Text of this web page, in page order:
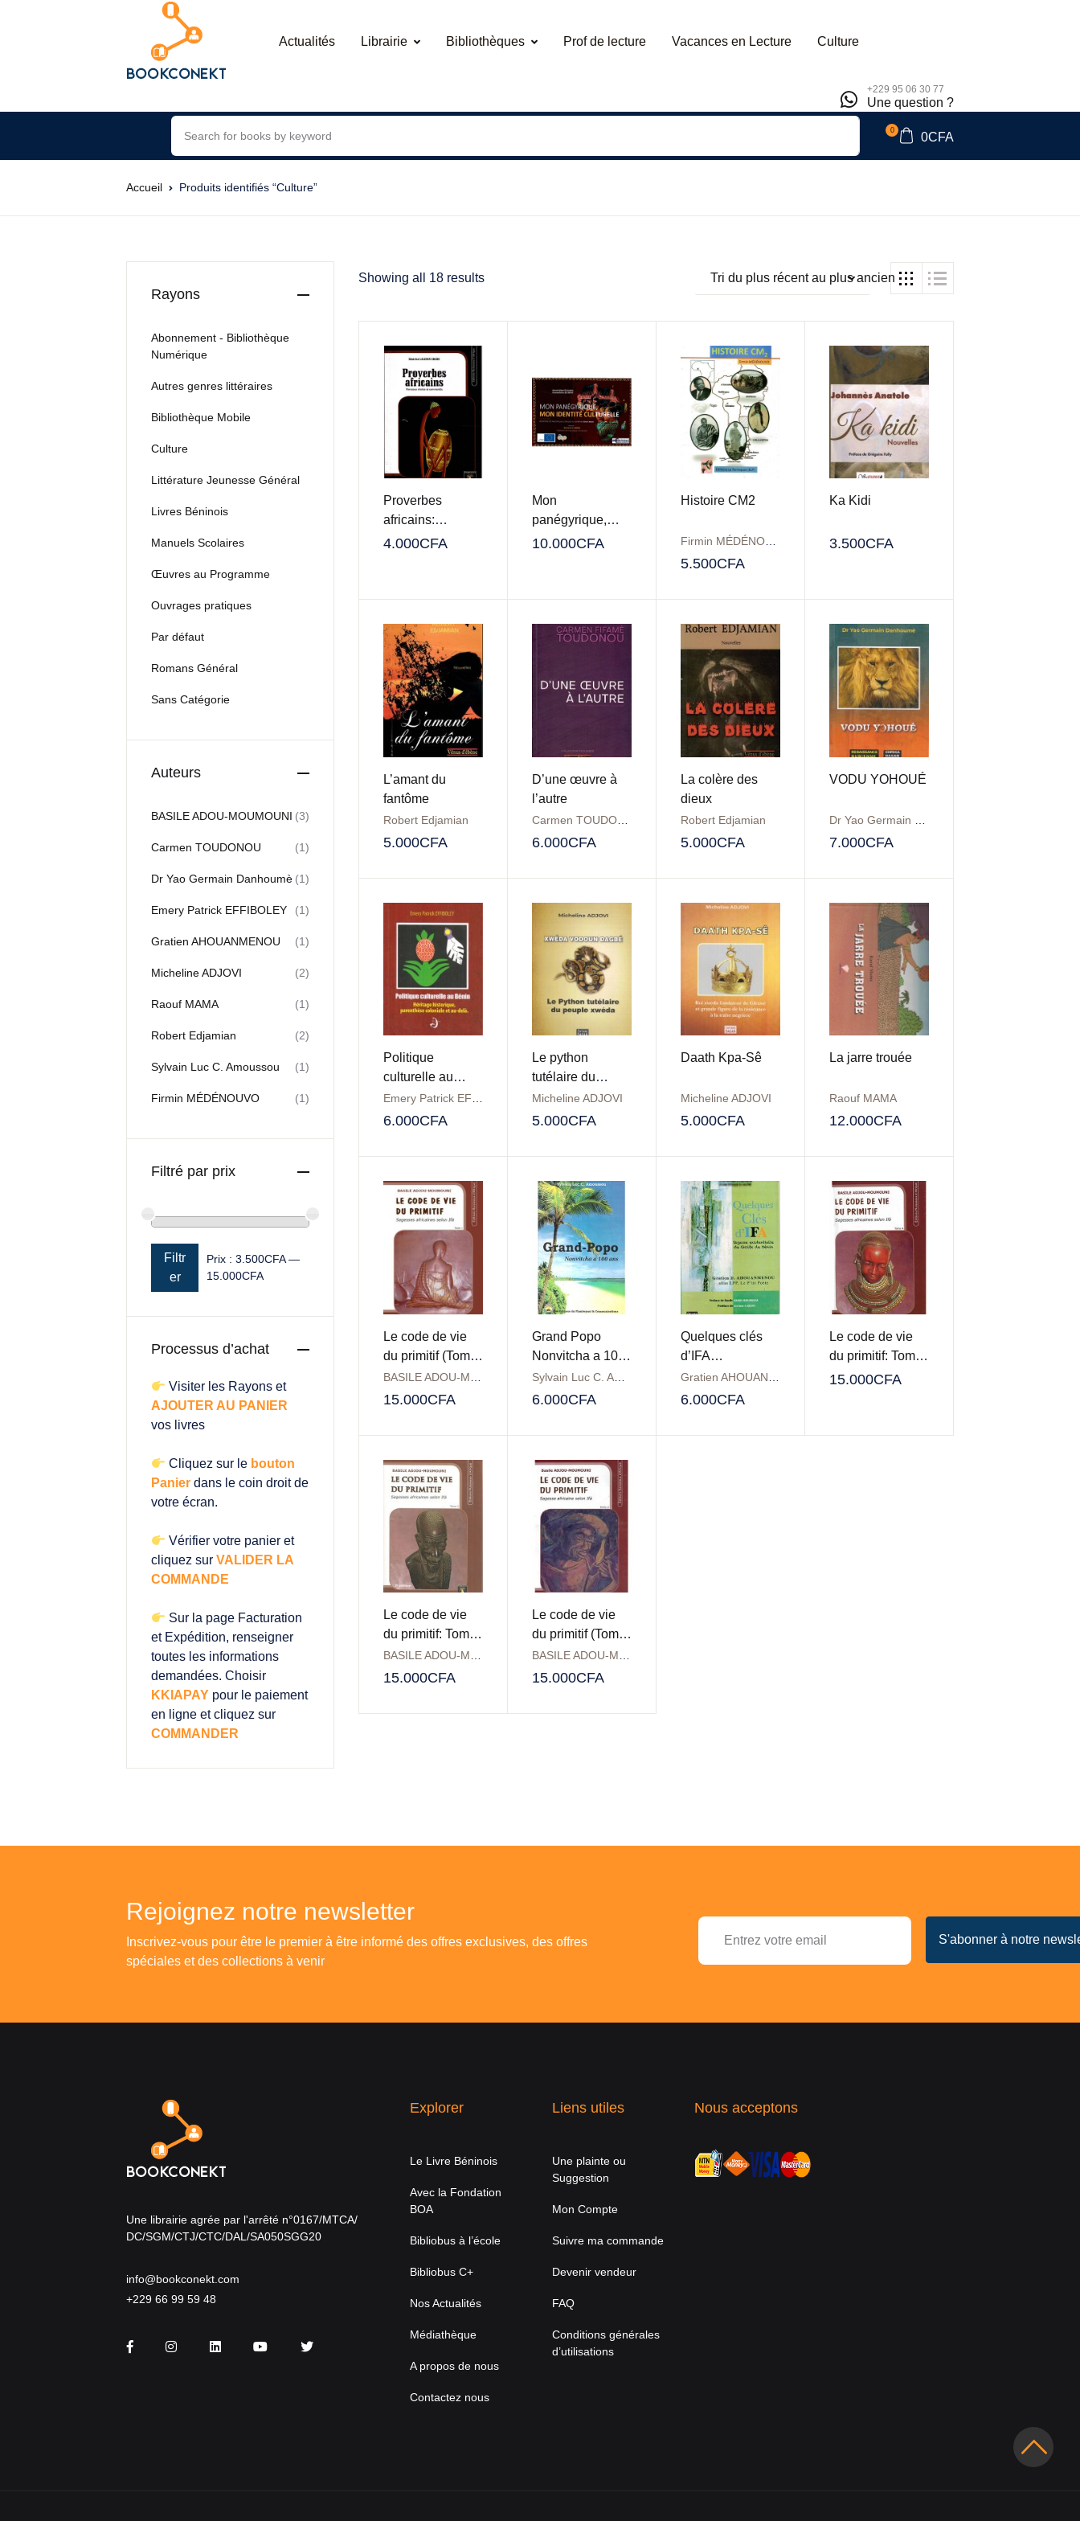
Actualités Librairie Bibliothèques Prof de lecture Vacances en Lecture Culture
+229 95 06 30 77
Une question ?
0
0CFA
Accueil Produits identifiés “Culture”
Showing all 18 results Tri du plus récent au plus ancien
Proverbes
africains:
morceaux choisis
4.000CFA
Mon
panégyrique,
mon identité
10.000CFA
Histoire CM2
Firmin MÉDÉNOUVO
5.500CFA
Ka Kidi
3.500CFA
L’amant du
fantôme
Robert Edjamian
5.000CFA
D’une œuvre à
l’autre
Carmen TOUDONOU
6.000CFA
La colère des
dieux
Robert Edjamian
5.000CFA
VODU YOHOUÉ
7.000CFA
Politique
culturelle au
Bénin
Emery Patrick EFFIBOLEY
6.000CFA
Le python
tutélaire du
peuple Xwéda
Micheline ADJOVI
5.000CFA
Daath Kpa-Sê
Micheline ADJOVI
5.000CFA
La jarre trouée
Raouf MAMA
12.000CFA
Le code de vie
du primitif (Tome
1)
15.000CFA
Grand Popo
Nonvitcha a 100
ans
Sylvain Luc C. Amoussou
6.000CFA
Quelques clés
d’IFA…
6.000CFA
Le code de vie
du primitif: Tome
4
15.000CFA
Le code de vie
du primitif: Tome
3
15.000CFA
Le code de vie
du primitif (Tome
2)
15.000CFA
Rayons
Abonnement - Bibliothèque
Numérique
Autres genres littéraires
Bibliothèque Mobile
Culture
Littérature Jeunesse Général
Livres Béninois
Manuels Scolaires
Œuvres au Programme
Ouvrages pratiques
Par défaut
Romans Général
Sans Catégorie
Auteurs
BASILE ADOU-MOUMOUNI (3)
Carmen TOUDONOU (1)
Dr Yao Germain Danhoumè (1)
Emery Patrick EFFIBOLEY (1)
Gratien AHOUANMENOU (1)
Micheline ADJOVI (2)
Raouf MAMA (1)
Robert Edjamian (2)
Sylvain Luc C. Amoussou (1)
Firmin MÉDÉNOUVO (1)
Filtré par prix
Prix min
Prix max
Filtr
er
Prix :3.500CFA—
15.000CFA
Processus d’achat
Visiter les Rayons et
AJOUTER AU PANIER
vos livres
Cliquez sur le bouton
Panier dans le coin droit de
votre écran.
Vérifier votre panier et
cliquez sur VALIDER LA
COMMANDE
Sur la page Facturation
et Expédition, renseigner
toutes les informations
demandées. Choisir
KKIAPAY pour le paiement
en ligne et cliquez sur
COMMANDER
Rejoignez notre newsletter
Inscrivez-vous pour être le premier à être informé des offres exclusives, des offres
spéciales et des collections à venir
Une librairie agrée par l'arrêté n°0167/MTCA/
DC/SGM/CTJ/CTC/DAL/SA050SGG20
info@bookconekt.com
+229 66 99 59 48
FacebookInstagramLinkedInYou TubeTwitter
Explorer
Le Livre Béninois
Avec la Fondation
BOA
Bibliobus à l’école
Bibliobus C+
Nos Actualités
Médiathèque
A propos de nous
Contactez nous
Liens utiles
Une plainte ou
Suggestion
Mon Compte
Suivre ma commande
Devenir vendeur
FAQ
Conditions générales
d’utilisations
Nous acceptons